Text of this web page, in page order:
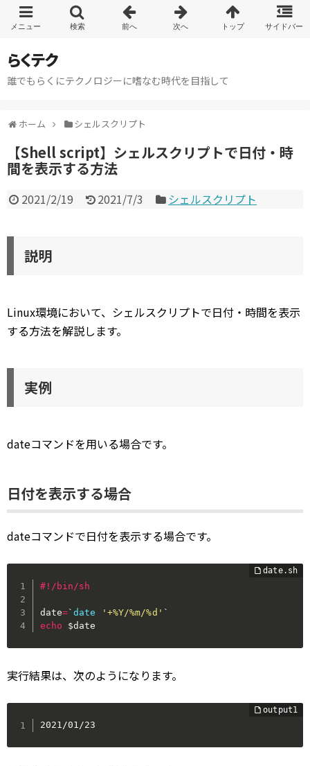
らくテク
誰でもらくにテクノロジーに嗜なむ時代を目指して
ホーム シェルスクリプト
【Shell script】シェルスクリプトで日付・時
間を表示する方法
2021/2/19 2021/7/3 シェルスクリプト
説明
Linux環境において、シェルスクリプトで日付・時間を表示
する方法を解説します。
実例
dateコマンドを用いる場合です。
日付を表示する場合
dateコマンドで日付を表示する場合です。
#!/bin/sh
date=`date '+%Y/%m/%d' `
echo
$date
実行結果は、次のようになります。
2021/01/23